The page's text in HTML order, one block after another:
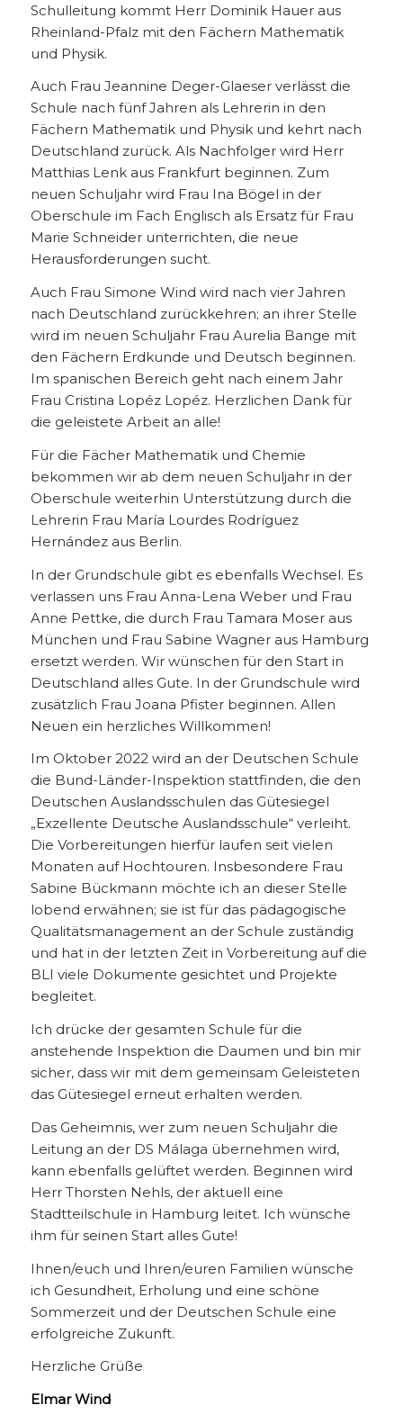
Schulleitung kommt Herr Dominik Hauer aus
Rheinland-Pfalz mit den Fächern Mathematik
und Physik.
Auch Frau Jeannine Deger-Glaeser verlässt die
Schule nach fünf Jahren als Lehrerin in den
Fächern Mathematik und Physik und kehrt nach
Deutschland zurück. Als Nachfolger wird Herr
Matthias Lenk aus Frankfurt beginnen. Zum
neuen Schuljahr wird Frau Ina Bögel in der
Oberschule im Fach Englisch als Ersatz für Frau
Marie Schneider unterrichten, die neue
Herausforderungen sucht.
Auch Frau Simone Wind wird nach vier Jahren
nach Deutschland zurückkehren; an ihrer Stelle
wird im neuen Schuljahr Frau Aurelia Bange mit
den Fächern Erdkunde und Deutsch beginnen.
Im spanischen Bereich geht nach einem Jahr
Frau Cristina Lopéz Lopéz. Herzlichen Dank für
die geleistete Arbeit an alle!
Für die Fächer Mathematik und Chemie
bekommen wir ab dem neuen Schuljahr in der
Oberschule weiterhin Unterstützung durch die
Lehrerin Frau María Lourdes Rodríguez
Hernández aus Berlin.
In der Grundschule gibt es ebenfalls Wechsel. Es
verlassen uns Frau Anna-Lena Weber und Frau
Anne Pettke, die durch Frau Tamara Moser aus
München und Frau Sabine Wagner aus Hamburg
ersetzt werden. Wir wünschen für den Start in
Deutschland alles Gute. In der Grundschule wird
zusätzlich Frau Joana Pfister beginnen. Allen
Neuen ein herzliches Willkommen!
Im Oktober 2022 wird an der Deutschen Schule
die Bund-Länder-Inspektion stattfinden, die den
Deutschen Auslandsschulen das Gütesiegel
„Exzellente Deutsche Auslandsschule“ verleiht.
Die Vorbereitungen hierfür laufen seit vielen
Monaten auf Hochtouren. Insbesondere Frau
Sabine Bückmann möchte ich an dieser Stelle
lobend erwähnen; sie ist für das pädagogische
Qualitätsmanagement an der Schule zuständig
und hat in der letzten Zeit in Vorbereitung auf die
BLI viele Dokumente gesichtet und Projekte
begleitet.
Ich drücke der gesamten Schule für die
anstehende Inspektion die Daumen und bin mir
sicher, dass wir mit dem gemeinsam Geleisteten
das Gütesiegel erneut erhalten werden.
Das Geheimnis, wer zum neuen Schuljahr die
Leitung an der DS Málaga übernehmen wird,
kann ebenfalls gelüftet werden. Beginnen wird
Herr Thorsten Nehls, der aktuell eine
Stadtteilschule in Hamburg leitet. Ich wünsche
ihm für seinen Start alles Gute!
Ihnen/euch und Ihren/euren Familien wünsche
ich Gesundheit, Erholung und eine schöne
Sommerzeit und der Deutschen Schule eine
erfolgreiche Zukunft.
Herzliche Grüße
Elmar Wind